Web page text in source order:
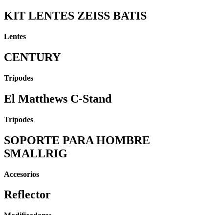
KIT LENTES ZEISS BATIS
Lentes
CENTURY
Trípodes
El Matthews C-Stand
Trípodes
SOPORTE PARA HOMBRE
SMALLRIG
Accesorios
Reflector